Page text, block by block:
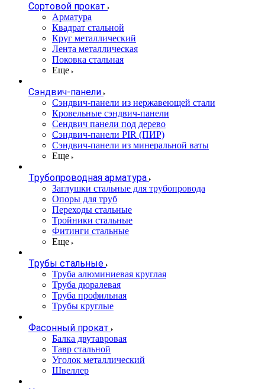
Сортовой прокат
Арматура
Квадрат стальной
Круг металлический
Лента металлическая
Поковка стальная
Еще
Сэндвич-панели
Cэндвич-панели из нержавеющей стали
Кровельные сэндвич-панели
Сендвич панели под дерево
Сэндвич-панели PIR (ПИР)
Сэндвич-панели из минеральной ваты
Еще
Трубопроводная арматура
Заглушки стальные для трубопровода
Опоры для труб
Переходы стальные
Тройники стальные
Фитинги стальные
Еще
Трубы стальные
Труба алюминиевая круглая
Труба дюралевая
Труба профильная
Трубы круглые
Фасонный прокат
Балка двутавровая
Тавр стальной
Уголок металлический
Швеллер